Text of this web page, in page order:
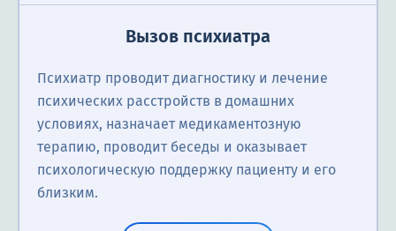
Вызов психиатра
Психиатр проводит диагностику и лечение
психических расстройств в домашних
условиях, назначает медикаментозную
терапию, проводит беседы и оказывает
психологическую поддержку пациенту и его
близким.